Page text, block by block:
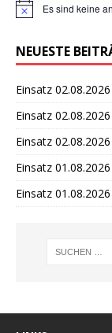
H
w
e
s
Es sind keine
NEUESTE
Einsatz
Einsatz
Einsatz
Einsatz
Einsatz